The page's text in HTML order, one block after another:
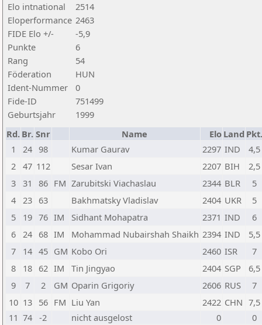
Elo intnational
2514
Eloperformance 2463
FIDE Elo +/-
-5,9
Punkte
6
Rang
54
Föderation
HUN
Ident-Nummer
0
Fide-ID
751499
Geburtsjahr
1999
Rd. Br. Snr Name Elo Land Pkt.
1
24 98 Kumar Gaurav 2297 IND
4,5
2
47 112 Sesar Ivan 2207 BIH
2,5
3
31 86 FM Zarubitski Viachaslau 2344 BLR
5
4
23 63 Bakhmatsky Vladislav 2404 UKR
5
5
19 76 IM Sidhant Mohapatra 2371 IND
6
6
24 68 IM Mohammad Nubairshah Shaikh 2394 IND
5,5
7
14 45 GM Kobo Ori 2460 ISR
7
8
18 62 IM Tin Jingyao 2404 SGP
6,5
9
7 2 GM Oparin Grigoriy 2606 RUS
7
10 13 56 FM Liu Yan 2422 CHN 7,5
11 74 -2 nicht ausgelost 0
0